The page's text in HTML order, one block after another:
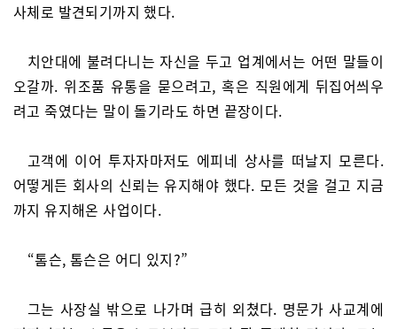
사체로 발견되기까지 했다.
치안대에 불려다니는 자신을 두고 업계에서는 어떤 말들이
오갈까. 위조품 유통을 묻으려고, 혹은 직원에게 뒤집어씌우
려고 죽였다는 말이 돌기라도 하면 끝장이다.
고객에 이어 투자자마저도 에피네 상사를 떠날지 모른다.
어떻게든 회사의 신뢰는 유지해야 했다. 모든 것을 걸고 지금
까지 유지해온 사업이다.
“톰슨, 톰슨은 어디 있지?”
그는 사장실 밖으로 나가며 급히 외쳤다. 명문가 사교계에